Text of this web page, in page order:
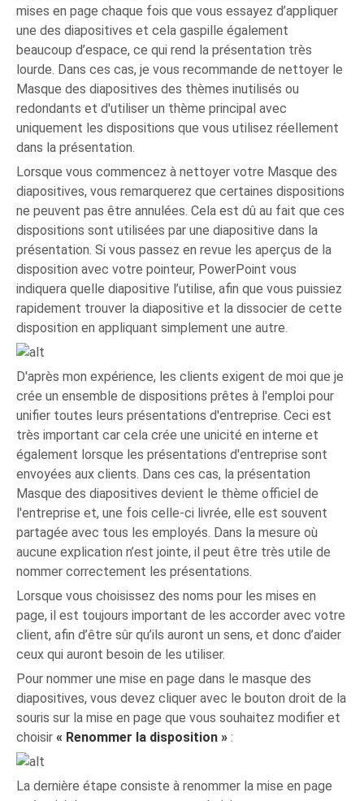
mises en page chaque fois que vous essayez d’appliquer
une des diapositives et cela gaspille également
beaucoup d’espace, ce qui rend la présentation très
lourde. Dans ces cas, je vous recommande de nettoyer le
Masque des diapositives des thèmes inutilisés ou
redondants et d'utiliser un thème principal avec
uniquement les dispositions que vous utilisez réellement
dans la présentation.
Lorsque vous commencez à nettoyer votre Masque des
diapositives, vous remarquerez que certaines dispositions
ne peuvent pas être annulées. Cela est dû au fait que ces
dispositions sont utilisées par une diapositive dans la
présentation. Si vous passez en revue les aperçus de la
disposition avec votre pointeur, PowerPoint vous
indiquera quelle diapositive l’utilise, afin que vous puissiez
rapidement trouver la diapositive et la dissocier de cette
disposition en appliquant simplement une autre.
D'après mon expérience, les clients exigent de moi que je
crée un ensemble de dispositions prêtes à l'emploi pour
unifier toutes leurs présentations d'entreprise. Ceci est
très important car cela crée une unicité en interne et
également lorsque les présentations d'entreprise sont
envoyées aux clients. Dans ces cas, la présentation
Masque des diapositives devient le thème officiel de
l'entreprise et, une fois celle-ci livrée, elle est souvent
partagée avec tous les employés. Dans la mesure où
aucune explication n’est jointe, il peut être très utile de
nommer correctement les présentations.
Lorsque vous choisissez des noms pour les mises en
page, il est toujours important de les accorder avec votre
client, afin d’être sûr qu’ils auront un sens, et donc d’aider
ceux qui auront besoin de les utiliser.
Pour nommer une mise en page dans le masque des
diapositives, vous devez cliquer avec le bouton droit de la
souris sur la mise en page que vous souhaitez modifier et
choisir« Renommer la disposition » :
La dernière étape consiste à renommer la mise en page